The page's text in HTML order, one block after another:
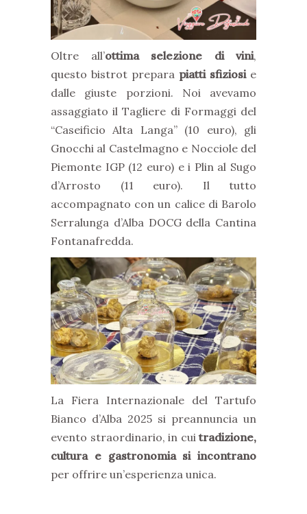
Oltre all’ottima selezione di vini,
questo bistrot prepara piatti sfiziosie
dalle giuste porzioni. Noi avevamo
assaggiato il Tagliere di Formaggi del
“Caseificio Alta Langa” (10 euro), gli
Gnocchi al Castelmagno e Nocciole del
Piemonte IGP (12 euro) e i Plin al Sugo
d’Arrosto (11 euro). Il tutto
accompagnato con un calice di Barolo
Serralunga d’Alba DOCG della Cantina
Fontanafredda.
La Fiera Internazionale del Tartufo
Bianco d’Alba 2025 si preannuncia un
evento straordinario, in cui tradizione,
cultura e gastronomia si incontrano
per offrire un’esperienza unica.